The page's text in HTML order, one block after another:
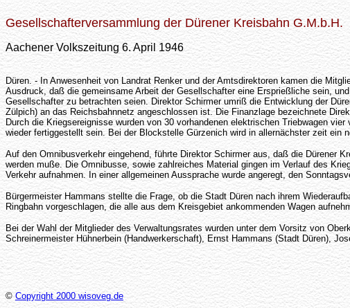
Gesellschafterversammlung der Dürener Kreisbahn G.M.b.H.
Aachener Volkszeitung 6. April 1946
Düren. - In Anwesenheit von Landrat Renker und der Amtsdirektoren kamen die
Ausdruck, daß die gemeinsame Arbeit der Gesellschafter eine Ersprießliche sein,
Gesellschafter zu betrachten seien. Direktor Schirmer umriß die Entwicklung der
Zülpich) an das Reichsbahnnetz angeschlossen ist. Die Finanzlage bezeichnete
Durch die Kriegsereignisse wurden von 30 vorhandenen elektrischen Triebwagen
wieder fertiggestellt sein. Bei der Blockstelle Gürzenich wird in allernächster zeit ein
Auf den Omnibusverkehr eingehend, führte Direktor Schirmer aus, daß die Dürener
werden muße. Die Omnibusse, sowie zahlreiches Material gingen im Verlauf des
Verkehr aufnahmen. In einer allgemeinen Aussprache wurde angeregt, den
Bürgermeister Hammans stellte die Frage, ob die Stadt Düren nach ihrem
Ringbahn vorgeschlagen, die alle aus dem Kreisgebiet ankommenden Wagen
Bei der Wahl der Mitglieder des Verwaltungsrates wurden unter dem Vorsitz von
Schreinermeister Hühnerbein (Handwerkerschaft), Ernst Hammans (Stadt Düren),
© Copyright 2000 wisoveg.de